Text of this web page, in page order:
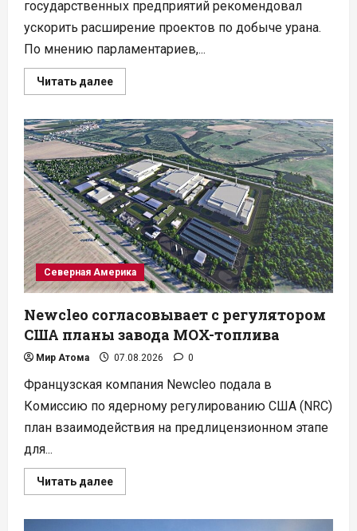
государственных предприятий рекомендовал
ускорить расширение проектов по добыче урана.
По мнению парламентариев,...
Читать далееПрочитать
больше
Индии
призвал
ускорить
добычу
урана
для
атомной
программы
Северная Америка
Newcleo согласовывает с регулятором
США планы завода MOX-топлива
Мир Атома 07.08.2026 0
Французская компания Newcleo подала в
Комиссию по ядерному регулированию США (NRC)
план взаимодействия на предлицензионном этапе
для...
Читать далееПрочитать
больше